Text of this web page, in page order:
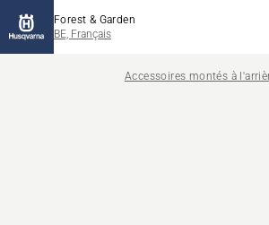
Forest & Garden
BE, Français
Accessoires montés à